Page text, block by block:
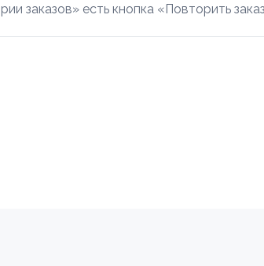
заказов» есть кнопка «Повторить